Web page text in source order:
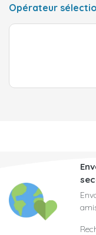
Opérateur